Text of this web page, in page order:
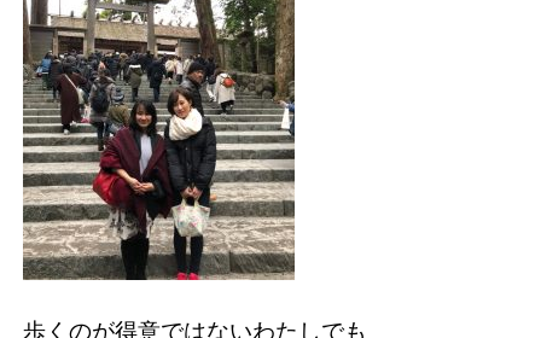
歩くのが得意ではないわたしでも